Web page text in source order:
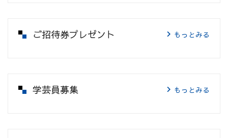
ご招待券プレゼント もっとみる
学芸員募集 もっとみる